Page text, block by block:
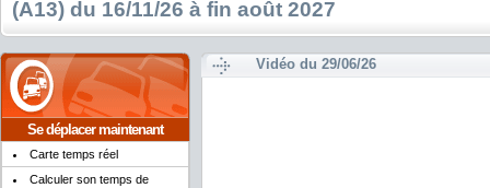
(A13) du 16/11/26 à fin août 2027
Se déplacer maintenant
Carte temps réel
Calculer son temps de
Vidéo du 29/06/26